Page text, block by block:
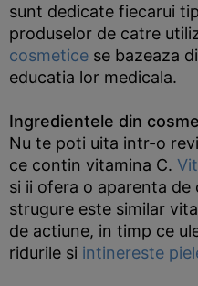
sunt dedicate fiecarui
produselor de catre
cosmetice se bazeaza
educatia lor medicala.
Ingredientele din
Nu te poti uita intr-o
ce contin vitamina C.
si ii ofera o aparenta
strugure este similar
de actiune, in timp ce
ridurile si intinereste